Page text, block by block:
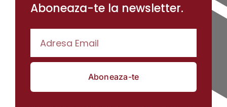
Aboneaza-te la newsletter.
Aboneaza-te